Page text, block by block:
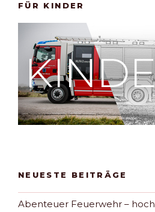
FÜR KINDER
NEUESTE BEITRÄGE
Abenteuer Feuerwehr –